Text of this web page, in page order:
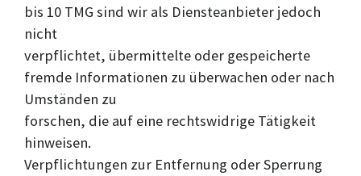
bis 10 TMG sind wir als Diensteanbieter jedoch
nicht
verpflichtet, übermittelte oder gespeicherte
fremde Informationen zu überwachen oder nach
Umständen zu
forschen, die auf eine rechtswidrige Tätigkeit
hinweisen.
Verpflichtungen zur Entfernung oder Sperrung